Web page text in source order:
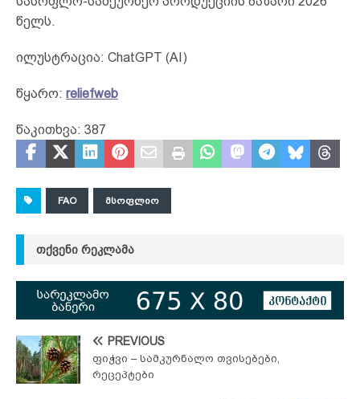
წელს.
ილუსტრაცია: ChatGPT (AI)
წყარო: reliefweb
წაკითხვა: 387
FAO ᲛᲡᲝᲤᲚᲘᲝ
ᲗᲥᲕᲔᲜᲘ ᲠᲔᲙᲚᲐᲛᲐ
PREVIOUS
ფიჭვი – სამკურნალო თვისებები,
რეცეპტები